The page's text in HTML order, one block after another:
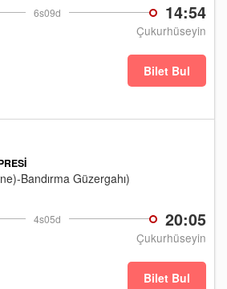
6s09d 14:54
Çukurhüseyin
Bilet Bul
4s05d 20:05
Çukurhüseyin
Bandırma Güzergahı)
Bilet Bul